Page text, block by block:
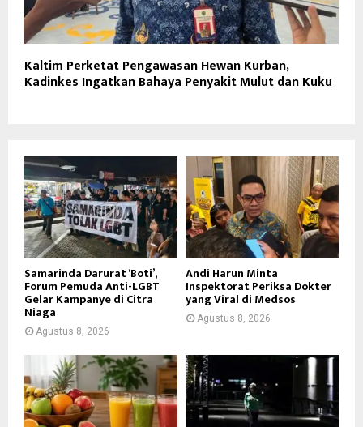
Kaltim Perketat Pengawasan Hewan Kurban,
Kadinkes Ingatkan Bahaya Penyakit Mulut dan Kuku
Samarinda Darurat ‘Boti’,
Forum Pemuda Anti-LGBT
Gelar Kampanye di Citra
Niaga
Agustus 8, 2026
Andi Harun Minta
Inspektorat Periksa Dokter
yang Viral di Medsos
Agustus 8, 2026